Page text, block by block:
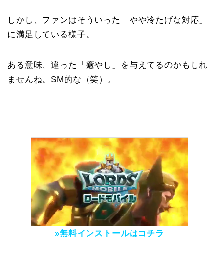
しかし、ファンはそういった「やや冷たげな対応」
に満足している様子。
ある意味、違った「癒やし」を与えてるのかもしれ
ませんね。SM的な（笑）。
»無料インストールはコチラ